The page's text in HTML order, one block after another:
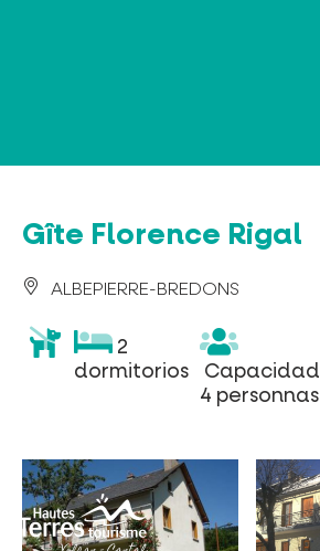
Gîte Florence Rigal
ALBEPIERRE-BREDONS
animaux
acceptés
2
dormitorios
2
dormitorios
Capacidad
4
Capacidad
4 personnas